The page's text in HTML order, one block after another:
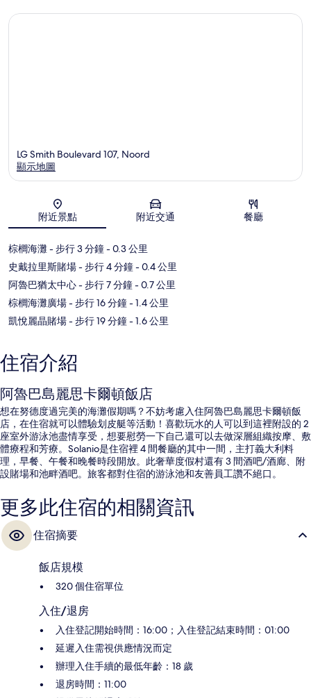
地圖
LG Smith Boulevard 107, Noord
顯示地圖
附近景點 附近交通 餐廳
棕櫚海灘- 步行 3 分鐘- 0.3 公里
史戴拉里斯賭場- 步行 4 分鐘- 0.4 公里
阿魯巴猶太中心- 步行 7 分鐘- 0.7 公里
棕櫚海灘廣場- 步行 16 分鐘- 1.4 公里
凱悅麗晶賭場- 步行 19 分鐘- 1.6 公里
住宿介紹
阿魯巴島麗思卡爾頓飯店
想在努德度過完美的海灘假期嗎？不妨考慮入住阿魯巴島麗思卡爾頓飯
店，在住宿就可以體驗划皮艇等活動！喜歡玩水的人可以到這裡附設的 2
座室外游泳池盡情享受，想要慰勞一下自己還可以去做深層組織按摩、敷
體療程和芳療。Solanio是住宿裡 4 間餐廳的其中一間，主打義大利料
理，早餐、午餐和晚餐時段開放。此奢華度假村還有 3 間酒吧/酒廊、附
設賭場和池畔酒吧。旅客都對住宿的游泳池和友善員工讚不絕口。
更多此住宿的相關資訊
住宿摘要
飯店規模
320 個住宿單位
入住/退房
入住登記開始時間：16:00；入住登記結束時間：01:00
延遲入住需視供應情況而定
辦理入住手續的最低年齡：18 歲
退房時間：11:00